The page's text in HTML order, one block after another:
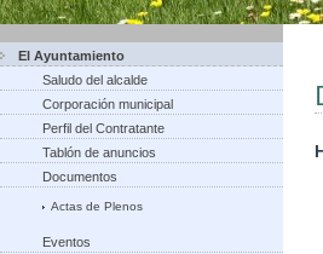
El Ayuntamiento
Saludo del alcalde
Corporación municipal
Perfil del Contratante
Tablón de anuncios
Documentos
Actas de Plenos
Eventos